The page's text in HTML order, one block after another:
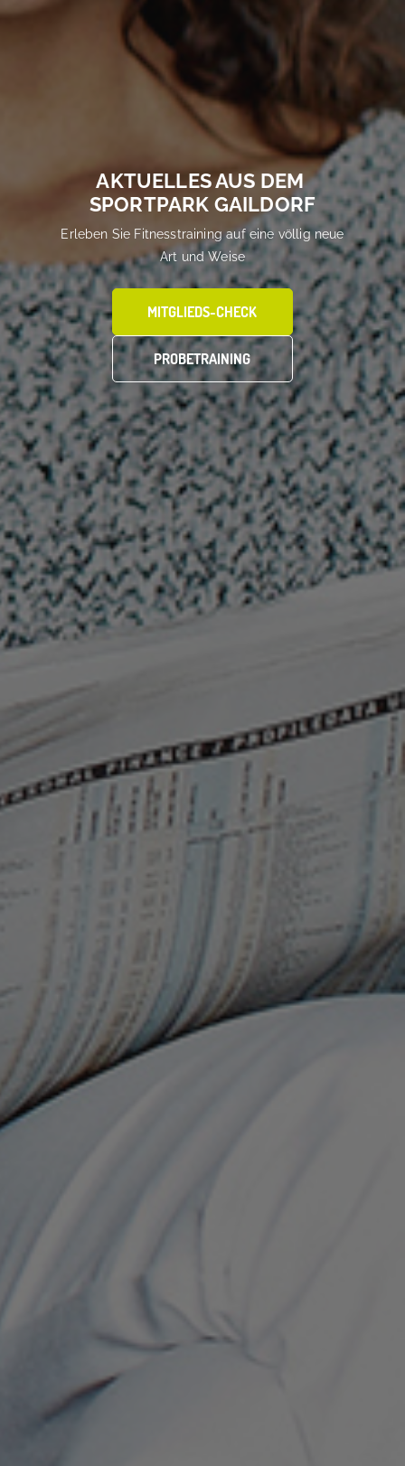
AKTUELLES AUS DEM
SPORTPARK GAILDORF
Erleben Sie Fitnesstraining auf eine völlig neue
Art und Weise
MITGLIEDS-CHECK
PROBETRAINING